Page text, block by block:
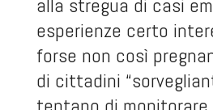
alla stregua di casi
esperienze certo
forse non così
di cittadini